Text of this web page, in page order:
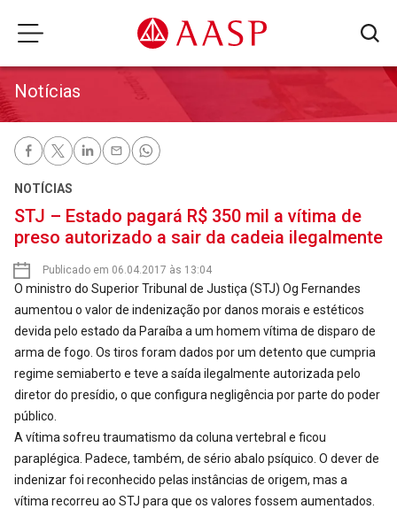
Notícias
NOTÍCIAS
STJ – Estado pagará R$ 350 mil a vítima de
preso autorizado a sair da cadeia ilegalmente
Publicado em 06.04.2017 às 13:04
O ministro do Superior Tribunal de Justiça (STJ) Og Fernandes
aumentou o valor de indenização por danos morais e estéticos
devida pelo estado da Paraíba a um homem vítima de disparo de
arma de fogo. Os tiros foram dados por um detento que cumpria
regime semiaberto e teve a saída ilegalmente autorizada pelo
diretor do presídio, o que configura negligência por parte do poder
público.
A vítima sofreu traumatismo da coluna vertebral e ficou
paraplégica. Padece, também, de sério abalo psíquico. O dever de
indenizar foi reconhecido pelas instâncias de origem, mas a
vítima recorreu ao STJ para que os valores fossem aumentados.